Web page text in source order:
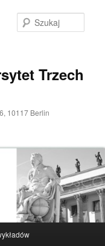
Trzech
10117 Berlin